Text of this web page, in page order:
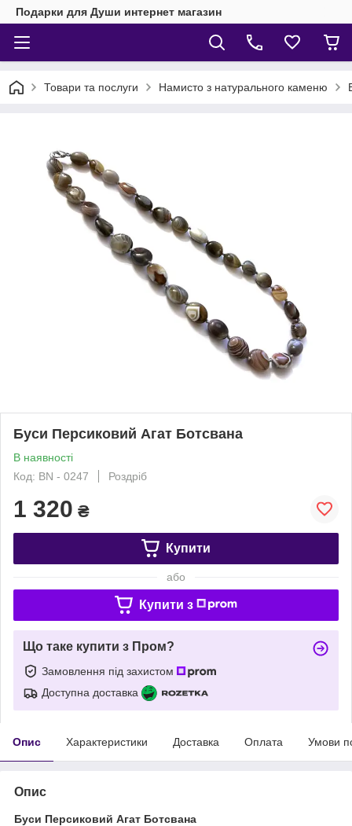
Подарки для Души интернет магазин
Товари та послуги Намисто з натурального каменю
Буси Персиковий Агат Ботсвана
В наявності
Код: BN - 0247
Роздріб
1 320 ₴
Купити
або
Купити з
Що таке купити з Пром?
Замовлення під захистом
Доступна доставка
Опис Характеристики Доставка Оплата Умови
Опис
Буси Персиковий Агат Ботсвана